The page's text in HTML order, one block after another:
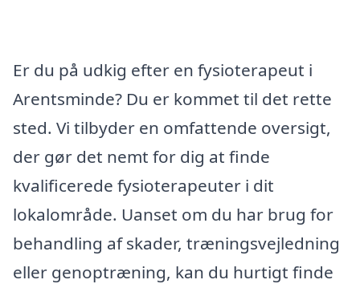
Er du på udkig efter en fysioterapeut i
Arentsminde? Du er kommet til det rette
sted. Vi tilbyder en omfattende oversigt,
der gør det nemt for dig at finde
kvalificerede fysioterapeuter i dit
lokalområde. Uanset om du har brug for
behandling af skader, træningsvejledning
eller genoptræning, kan du hurtigt finde